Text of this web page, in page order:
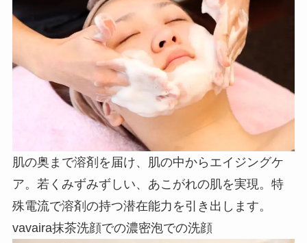
肌の奥まで溶剤を届け、肌の中からエイジングケ
ア。若くみずみずしい、あこがれの肌を実現。特
殊電流で溶剤の持つ潜在能力を引き出します。
vavaira抹茶洗顔での濃密泡での洗顔